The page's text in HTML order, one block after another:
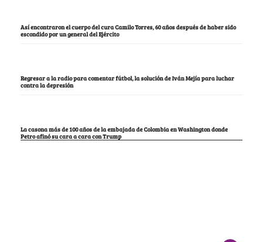
Así encontraron el cuerpo del cura Camilo Torres, 60 años después de haber sido
escondido por un general del Ejército
Regresar a la radio para comentar fútbol, la solución de Iván Mejía para luchar
contra la depresión
La casona más de 100 años de la embajada de Colombia en Washington donde
Petro afinó su cara a cara con Trump